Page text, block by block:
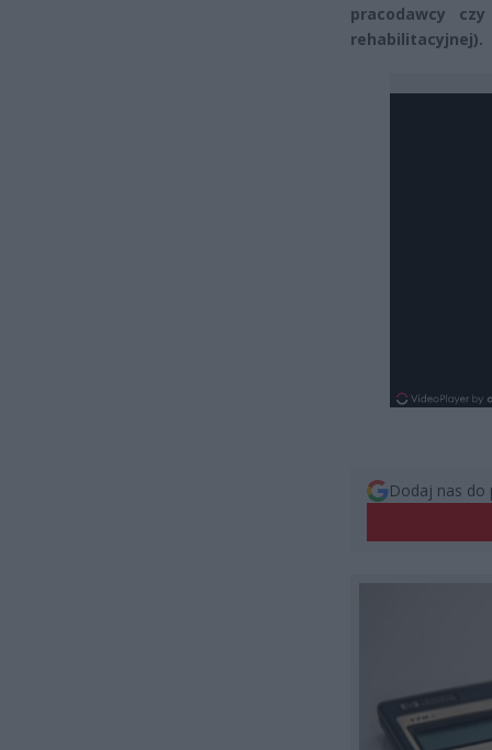
pracodawcy
rehabilitacyjnej).
Dodaj nas do